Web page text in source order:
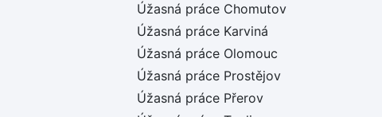
Úžasná práce Chomutov
Úžasná práce Karviná
Úžasná práce Olomouc
Úžasná práce Prostějov
Úžasná práce Přerov